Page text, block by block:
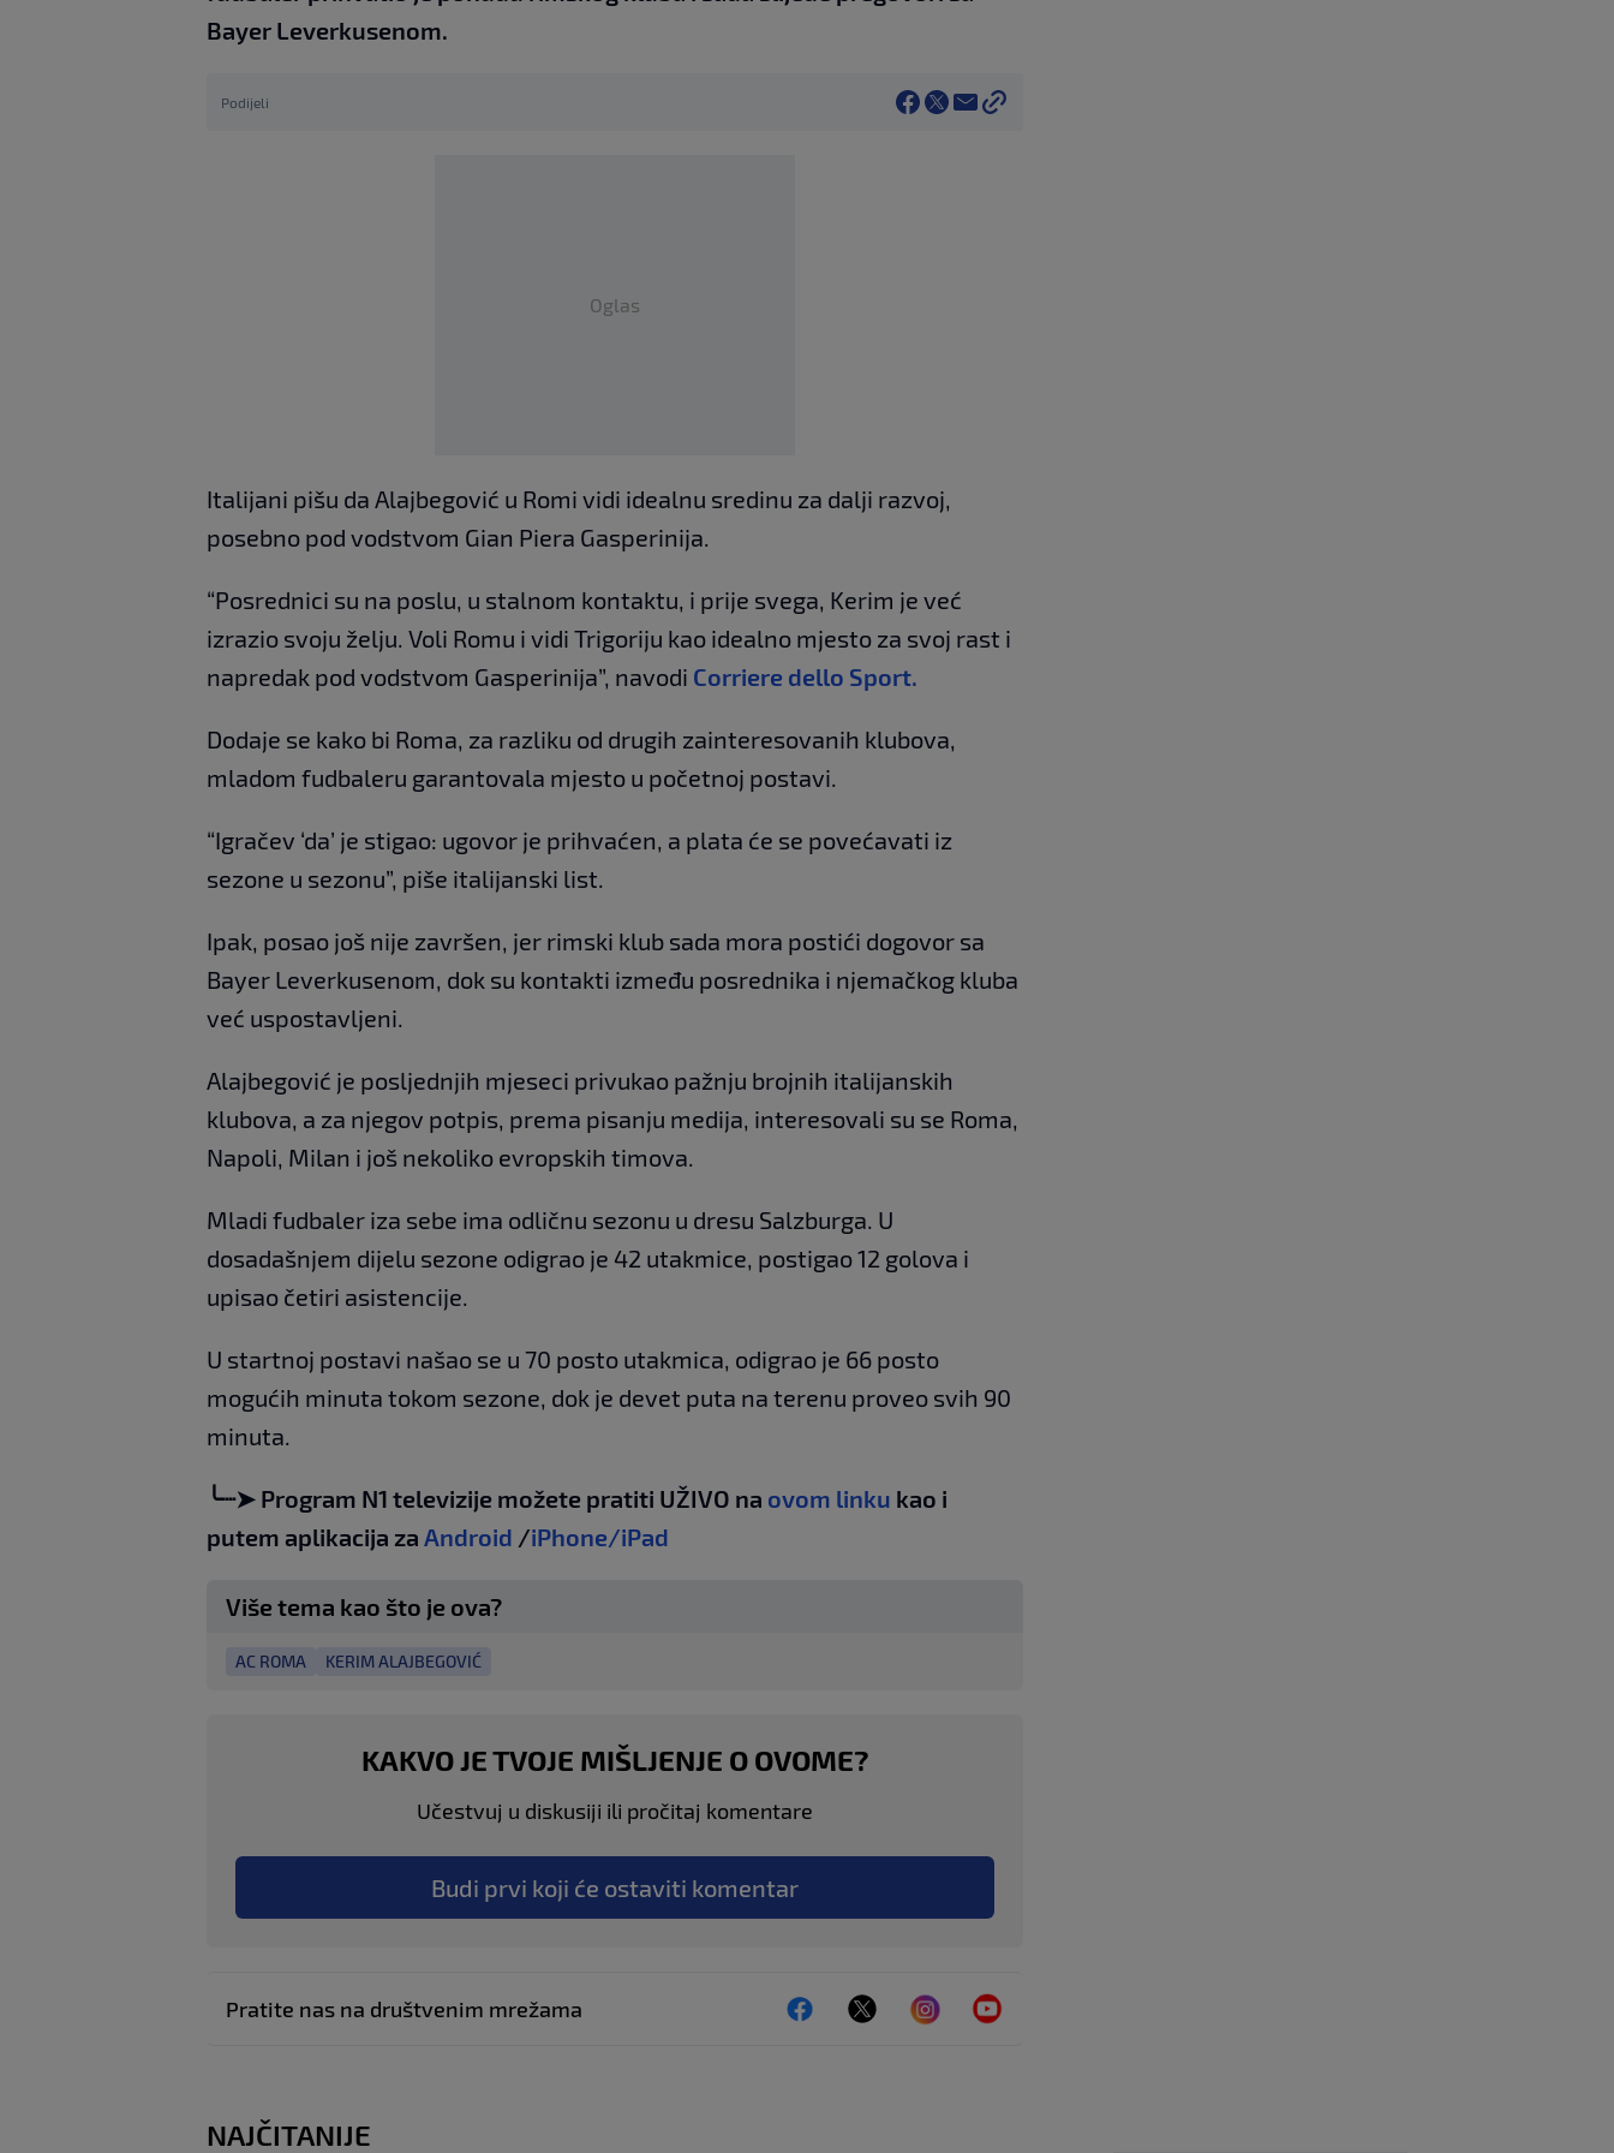
Bayer Leverkusenom.
Podijeli
Oglas
Italijani pišu da Alajbegović u Romi vidi idealnu sredinu za dalji razvoj,
posebno pod vodstvom Gian Piera Gasperinija.
“Posrednici su na poslu, u stalnom kontaktu, i prije svega, Kerim je već
izrazio svoju želju. Voli Romu i vidi Trigoriju kao idealno mjesto za svoj rast i
napredak pod vodstvom Gasperinija”, navodi Corriere dello Sport.
Dodaje se kako bi Roma, za razliku od drugih zainteresovanih klubova,
mladom fudbaleru garantovala mjesto u početnoj postavi.
“Igračev ‘da’ je stigao: ugovor je prihvaćen, a plata će se povećavati iz
sezone u sezonu”, piše italijanski list.
Ipak, posao još nije završen, jer rimski klub sada mora postići dogovor sa
Bayer Leverkusenom, dok su kontakti između posrednika i njemačkog kluba
već uspostavljeni.
Alajbegović je posljednjih mjeseci privukao pažnju brojnih italijanskih
klubova, a za njegov potpis, prema pisanju medija, interesovali su se Roma,
Napoli, Milan i još nekoliko evropskih timova.
Mladi fudbaler iza sebe ima odličnu sezonu u dresu Salzburga. U
dosadašnjem dijelu sezone odigrao je 42 utakmice, postigao 12 golova i
upisao četiri asistencije.
U startnoj postavi našao se u 70 posto utakmica, odigrao je 66 posto
mogućih minuta tokom sezone, dok je devet puta na terenu proveo svih 90
minuta.
╰┈➤ Program N1 televizije možete pratiti UŽIVO na ovom linku kao i
putem aplikacija za Android /iPhone/iPad
Više tema kao što je ova?
AC ROMA KERIM ALAJBEGOVIĆ
KAKVO JE TVOJE MIŠLJENJE O OVOME?
Učestvuj u diskusiji ili pročitaj komentare
Budi prvi koji će ostaviti komentar
Pratite nas na društvenim mrežama
NAJČITANIJE